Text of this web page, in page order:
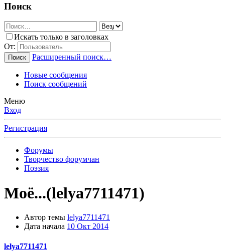
Поиск
Искать только в заголовках
От:
Поиск Расширенный поиск…
Новые сообщения
Поиск сообщений
Меню
Вход
Регистрация
Форумы
Творчество форумчан
Поэзия
Моё...(lelya7711471)
Автор темы lelya7711471
Дата начала 10 Окт 2014
lelya7711471